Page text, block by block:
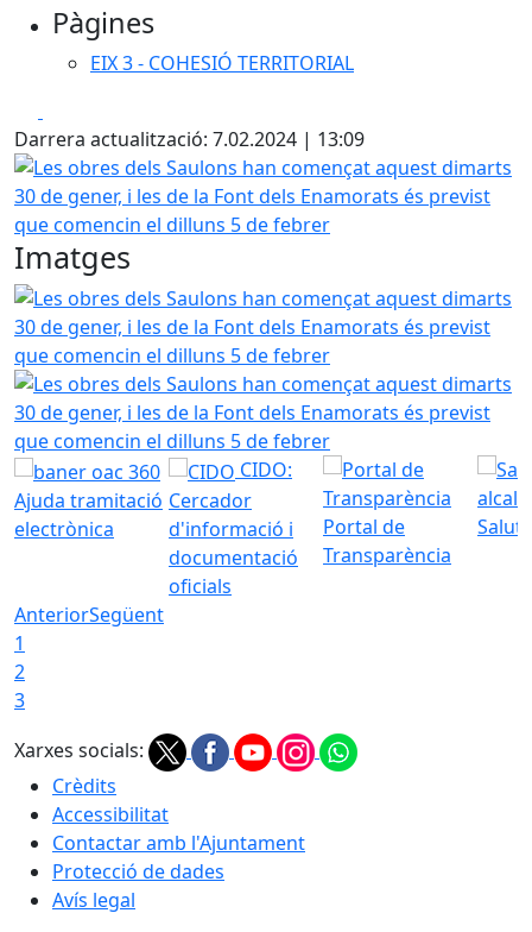
Pàgines
EIX 3 - COHESIÓ TERRITORIAL
Darrera actualització: 7.02.2024 | 13:09
Les obres dels Saulons han començat aquest dimarts
Imatges
Les obres dels Saulons han començat aquest dimarts
Les obres dels Saulons han començat aquest dimarts
Ajuda tramitació
electrònica
CIDO:
Cercador
d'informació i
documentació
oficials
Portal de
Transparència
AnteriorSegüent
1
2
3
Xarxes socials:
Crèdits
Accessibilitat
Contactar amb l'Ajuntament
Protecció de dades
Avís legal